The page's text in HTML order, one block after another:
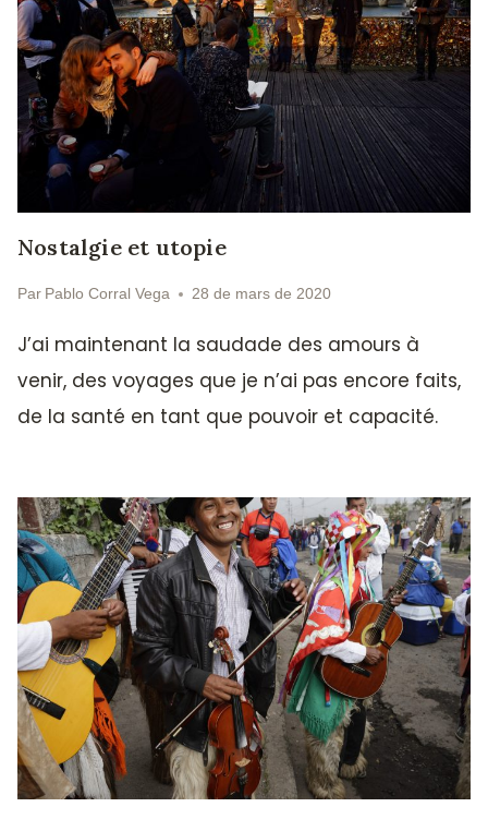
Nostalgie et utopie
Par Pablo Corral Vega 28 de mars de 2020
J’ai maintenant la saudade des amours à
venir, des voyages que je n’ai pas encore faits,
de la santé en tant que pouvoir et capacité.